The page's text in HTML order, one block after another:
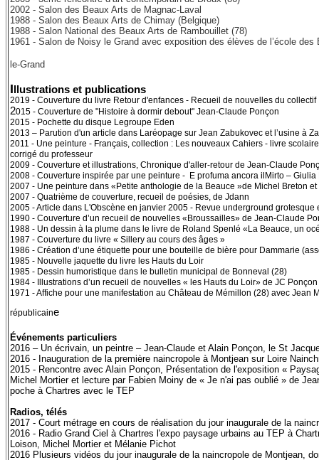
2002 - Salon des Beaux Arts de Magnac-Laval
1988 - Salon des Beaux Arts de Chimay (Belgique)
1988 - Salon National des Beaux Arts de Rambouillet (78)
1961 - Salon de Noisy le Grand avec exposition des élèves de l’école des
le-Grand
I llustrations et publications
2019 - Couverture du livre Retour d'enfances - Recueil de nouvelles du collectif
2015 - Couverture de "Histoire à dormir debout" Jean-Claude Ponçon
2015 - Pochette du disque Legroupe Eden
2013 – Parution d'un article dans Laréopage sur Jean Zabukovec et l’usine à
2011 - Une peinture - Français, collection : Les nouveaux Cahiers - livre
corrigé du professeur
2009 - Couverture et illustrations, Chronique d'aller-retour de Jean-Claude
2008 - Couverture inspirée par une peinture - E profuma ancora ilMirto – Giulia
2007 - Une peinture dans «Petite anthologie de la Beauce »de Michel Breton
2007 - Quatrième de couverture, recueil de poésies, de Jdann
2005 - Article dans L'Obscène en janvier 2005 - Revue underground grotesque
1990 - Couverture d’un recueil de nouvelles «Broussailles» de Jean-Claude
1988 - Un dessin à la plume dans le livre de Roland Spenlé «La Beauce, un
1987 - Couverture du livre « Sillery au cours des âges »
1986 - Création d’une étiquette pour une bouteille de bière pour Dammarie
1985 - Nouvelle jaquette du livre les Hauts du Loir
1985 - Dessin humoristique dans le bulletin municipal de Bonneval (28)
1984 - Illustrations d’un recueil de nouvelles « les Hauts du Loir» de JC Ponçon
1971 - Affiche pour une manifestation au Château de Mémillon (28) avec Jean
républicaine
Événements particuliers
2016 – Un écrivain, un peintre – Jean-Claude et Alain Ponçon, le St
2016 - Inauguration de la première naincropole à Montjean sur Loire
2015 - Rencontre avec Alain Ponçon, Présentation de l'exposition «
Michel Mortier et lecture par Fabien Moiny de « Je n'ai pas oublié » de
poche à Chartres avec le TEP
Radios, télés
2017 - Court métrage en cours de réalisation du jour inaugurale de la
2016 - Radio Grand Ciel à Chartres l'expo paysage urbains au TEP à
Loison, Michel Mortier et Mélanie Pichot
2016 Plusieurs vidéos du jour inaugurale de la naincropole de Montjean,